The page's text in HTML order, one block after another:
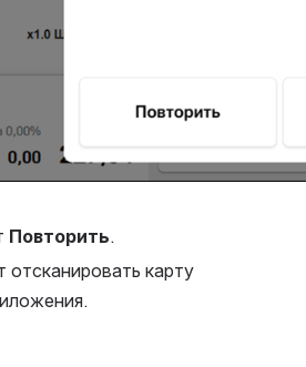
Повторить.
отсканировать карту